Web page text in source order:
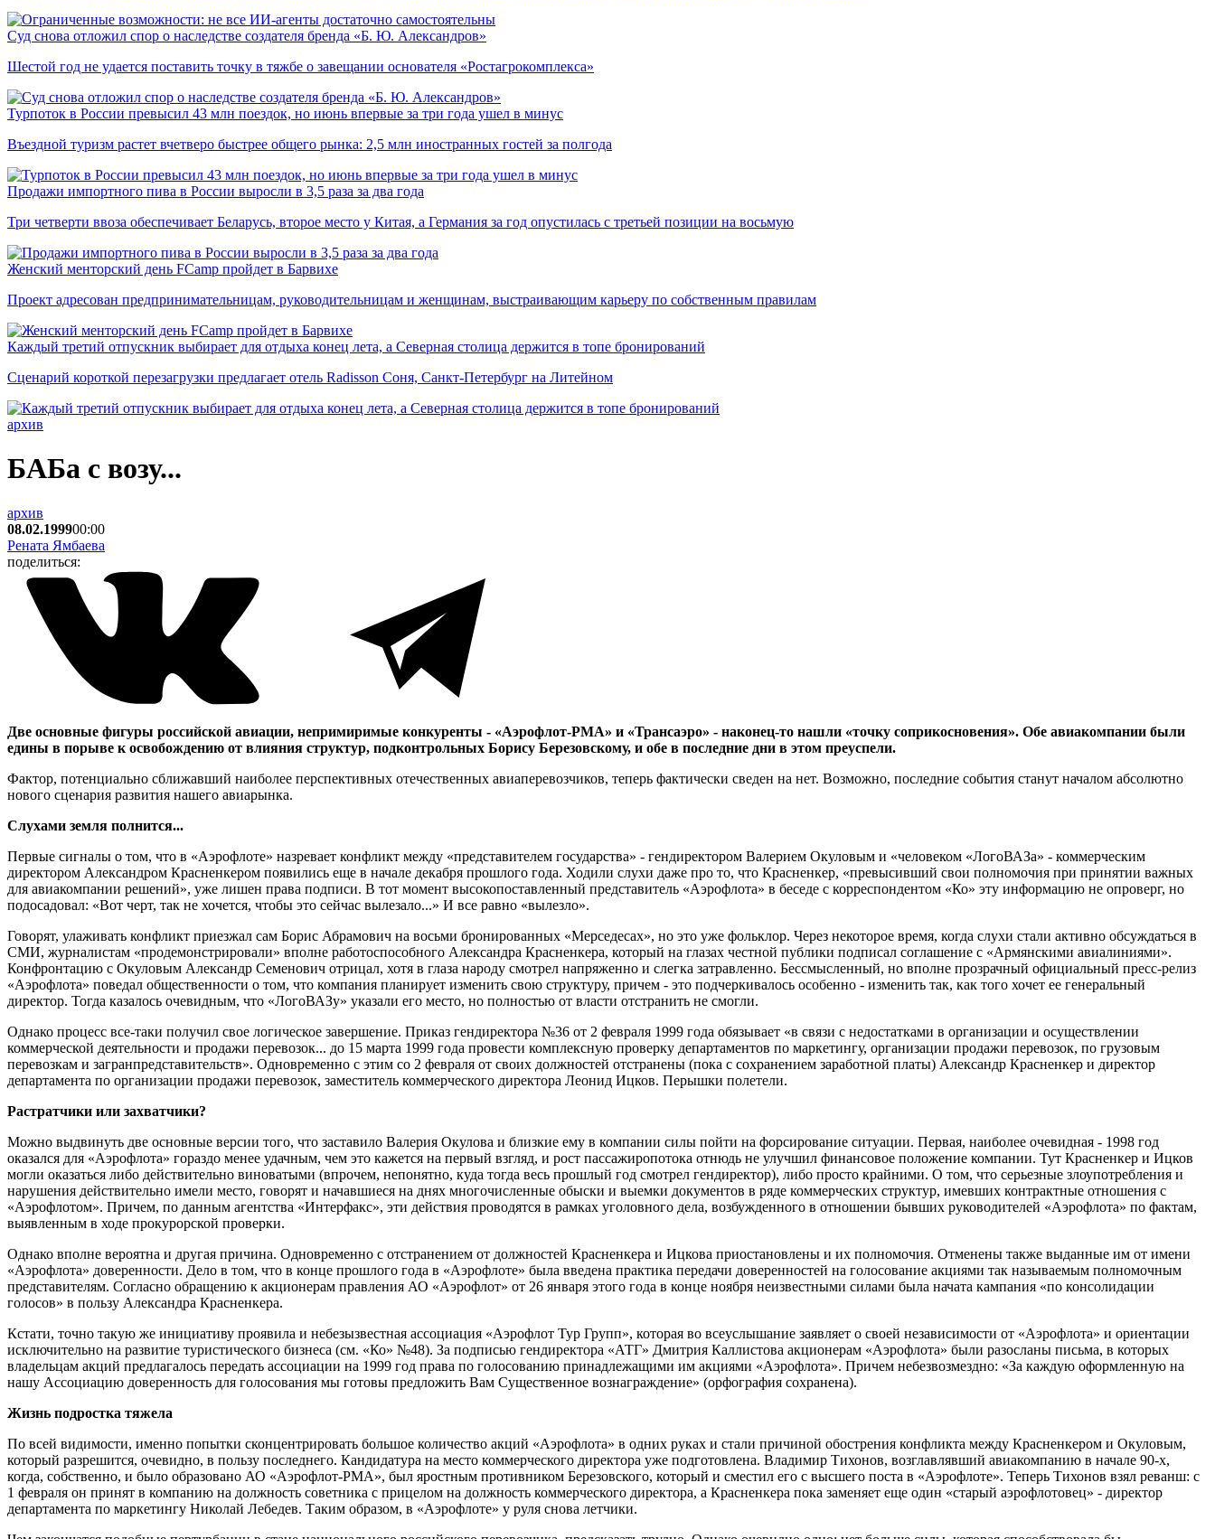
Суд снова отложил спор о наследстве создателя бренда «Б. Ю. Александров»
Шестой год не удается поставить точку в тяжбе о завещании основателя «Ростагрокомплекса»
Турпоток в России превысил 43 млн поездок, но июнь впервые за три года ушел в минус
Въездной туризм растет вчетверо быстрее общего рынка: 2,5 млн иностранных гостей за полгода
Продажи импортного пива в России выросли в 3,5 раза за два года
Три четверти ввоза обеспечивает Беларусь, второе место у Китая, а Германия за год опустилась с третьей позиции на восьмую
Женский менторский день FCamp пройдет в Барвихе
Проект адресован предпринимательницам, руководительницам и женщинам, выстраивающим карьеру по собственным правилам
Каждый третий отпускник выбирает для отдыха конец лета, а Северная столица держится в топе бронирований
Сценарий короткой перезагрузки предлагает отель Radisson Соня, Санкт-Петербург на Литейном
архив
БАБа с возу...
архив
08.02.199900:00
Рената Ямбаева
поделиться:
Две основные фигуры российской авиации, непримиримые конкуренты - «Аэрофлот-РМА» и «Трансаэро» - наконец-то нашли «точку соприкосновения». Обе авиакомпании были
едины в порыве к освобождению от влияния структур, подконтрольных Борису Березовскому, и обе в последние дни в этом преуспели.
Фактор, потенциально сближавший наиболее перспективных отечественных авиаперевозчиков, теперь фактически сведен на нет. Возможно, последние события станут началом абсолютно
нового сценария развития нашего авиарынка.
Слухами земля полнится...
Первые сигналы о том, что в «Аэрофлоте» назревает конфликт между «представителем государства» - гендиректором Валерием Окуловым и «человеком «ЛогоВАЗа» - коммерческим
директором Александром Красненкером появились еще в начале декабря прошлого года. Ходили слухи даже про то, что Красненкер, «превысивший свои полномочия при принятии важных
для авиакомпании решений», уже лишен права подписи. В тот момент высокопоставленный представитель «Аэрофлота» в беседе с корреспондентом «Ко» эту информацию не опроверг, но
подосадовал: «Вот черт, так не хочется, чтобы это сейчас вылезало...» И все равно «вылезло».
Говорят, улаживать конфликт приезжал сам Борис Абрамович на восьми бронированных «Мерседесах», но это уже фольклор. Через некоторое время, когда слухи стали активно обсуждаться в
СМИ, журналистам «продемонстрировали» вполне работоспособного Александра Красненкера, который на глазах честной публики подписал соглашение с «Армянскими авиалиниями».
Конфронтацию с Окуловым Александр Семенович отрицал, хотя в глаза народу смотрел напряженно и слегка затравленно. Бессмысленный, но вполне прозрачный официальный пресс-релиз
«Аэрофлота» поведал общественности о том, что компания планирует изменить свою структуру, причем - это подчеркивалось особенно - изменить так, как того хочет ее генеральный
директор. Тогда казалось очевидным, что «ЛогоВАЗу» указали его место, но полностью от власти отстранить не смогли.
Однако процесс все-таки получил свое логическое завершение. Приказ гендиректора №36 от 2 февраля 1999 года обязывает «в связи с недостатками в организации и осуществлении
коммерческой деятельности и продажи перевозок... до 15 марта 1999 года провести комплексную проверку департаментов по маркетингу, организации продажи перевозок, по грузовым
перевозкам и загранпредставительств». Одновременно с этим со 2 февраля от своих должностей отстранены (пока с сохранением заработной платы) Александр Красненкер и директор
департамента по организации продажи перевозок, заместитель коммерческого директора Леонид Ицков. Перышки полетели.
Растратчики или захватчики?
Можно выдвинуть две основные версии того, что заставило Валерия Окулова и близкие ему в компании силы пойти на форсирование ситуации. Первая, наиболее очевидная - 1998 год
оказался для «Аэрофлота» гораздо менее удачным, чем это кажется на первый взгляд, и рост пассажиропотока отнюдь не улучшил финансовое положение компании. Тут Красненкер и Ицков
могли оказаться либо действительно виноватыми (впрочем, непонятно, куда тогда весь прошлый год смотрел гендиректор), либо просто крайними. О том, что серьезные злоупотребления и
нарушения действительно имели место, говорят и начавшиеся на днях многочисленные обыски и выемки документов в ряде коммерческих структур, имевших контрактные отношения с
«Аэрофлотом». Причем, по данным агентства «Интерфакс», эти действия проводятся в рамках уголовного дела, возбужденного в отношении бывших руководителей «Аэрофлота» по фактам,
выявленным в ходе прокурорской проверки.
Однако вполне вероятна и другая причина. Одновременно с отстранением от должностей Красненкера и Ицкова приостановлены и их полномочия. Отменены также выданные им от имени
«Аэрофлота» доверенности. Дело в том, что в конце прошлого года в «Аэрофлоте» была введена практика передачи доверенностей на голосование акциями так называемым полномочным
представителям. Согласно обращению к акционерам правления АО «Аэрофлот» от 26 января этого года в конце ноября неизвестными силами была начата кампания «по консолидации
голосов» в пользу Александра Красненкера.
Кстати, точно такую же инициативу проявила и небезызвестная ассоциация «Аэрофлот Тур Групп», которая во всеуслышание заявляет о своей независимости от «Аэрофлота» и ориентации
исключительно на развитие туристического бизнеса (см. «Ко» №48). За подписью гендиректора «АТГ» Дмитрия Каллистова акционерам «Аэрофлота» были разосланы письма, в которых
владельцам акций предлагалось передать ассоциации на 1999 год права по голосованию принадлежащими им акциями «Аэрофлота». Причем небезвозмездно: «За каждую оформленную на
нашу Ассоциацию доверенность для голосования мы готовы предложить Вам Существенное вознаграждение» (орфография сохранена).
Жизнь подростка тяжела
По всей видимости, именно попытки сконцентрировать большое количество акций «Аэрофлота» в одних руках и стали причиной обострения конфликта между Красненкером и Окуловым,
который разрешится, очевидно, в пользу последнего. Кандидатура на место коммерческого директора уже подготовлена. Владимир Тихонов, возглавлявший авиакомпанию в начале 90-х,
когда, собственно, и было образовано АО «Аэрофлот-РМА», был яростным противником Березовского, который и сместил его с высшего поста в «Аэрофлоте». Теперь Тихонов взял реванш: с
1 февраля он принят в компанию на должность советника с прицелом на должность коммерческого директора, а Красненкера пока заменяет еще один «старый аэрофлотовец» - директор
департамента по маркетингу Николай Лебедев. Таким образом, в «Аэрофлоте» у руля снова летчики.